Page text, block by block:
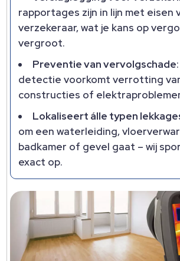
rapportages zijn in lijn met eisen
verzekeraar, wat je kans op
vergroot.​
Preventie van vervolgschade
detectie voorkomt verrotting
constructies of
Lokaliseert álle typen
om een waterleiding,
badkamer of gevel gaat – wij
exact op.​